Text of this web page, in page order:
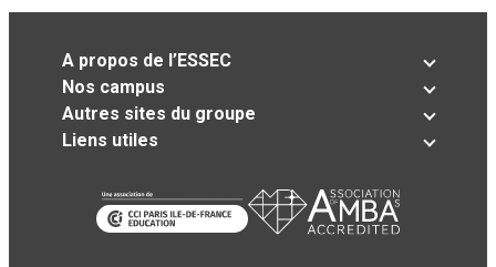
A propos de l’ESSEC
Nos campus
Autres sites du groupe
Liens utiles